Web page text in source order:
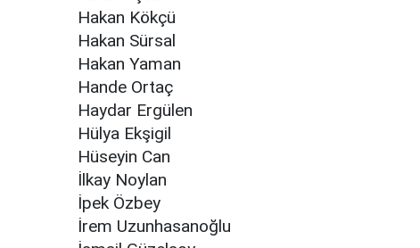
Hakan Kökçü
Hakan Sürsal
Hakan Yaman
Hande Ortaç
Haydar Ergülen
Hülya Ekşigil
Hüseyin Can
İlkay Noylan
İpek Özbey
İrem Uzunhasanoğlu